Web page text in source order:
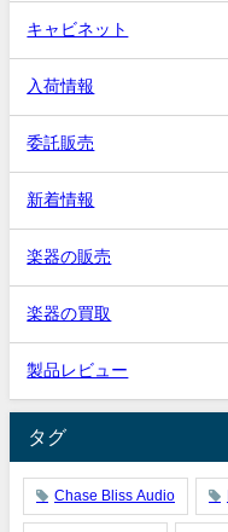
キャビネット
入荷情報
委託販売
新着情報
楽器の販売
楽器の買取
製品レビュー
タグ
Chase Bliss Audio